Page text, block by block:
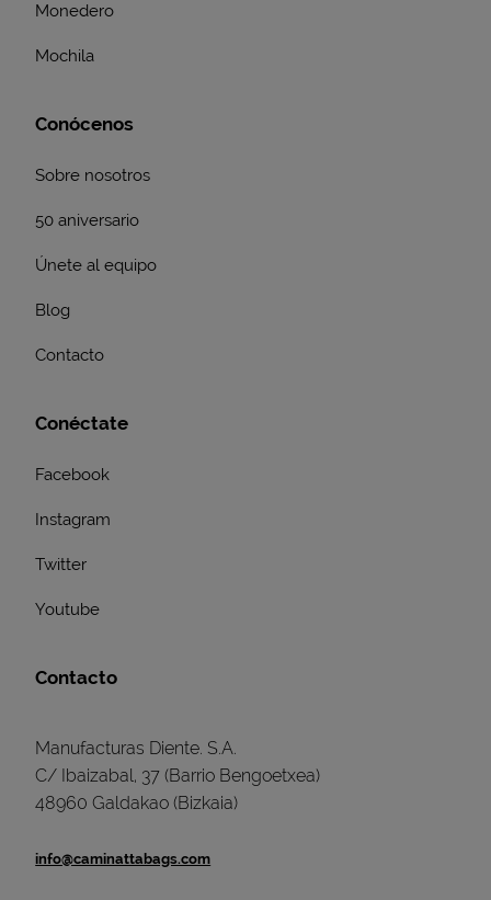
Monedero
Mochila
Conócenos
Sobre nosotros
50 aniversario
Únete al equipo
Blog
Contacto
Conéctate
Facebook
Instagram
Twitter
Youtube
Contacto
Manufacturas Diente. S.A.
C/ Ibaizabal, 37 (Barrio Bengoetxea)
48960 Galdakao (Bizkaia)
info@caminattabags.com